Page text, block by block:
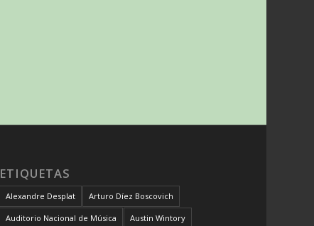
ETIQUETAS
Alexandre Desplat Arturo Díez Boscovich
Auditorio Nacional de Música Austin Wintory